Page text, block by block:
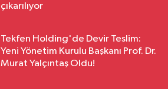
çıkarılıyor
Tekfen Holding'de Devir Teslim:
Yeni Yönetim Kurulu Başkanı Prof. Dr.
Murat Yalçıntaş Oldu!